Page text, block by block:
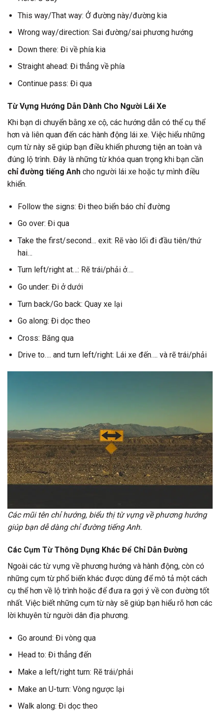
This way/That way: Ở đường này/đường kia
Wrong way/direction: Sai đường/sai phương hướng
Down there: Đi về phía kia
Straight ahead: Đi thẳng về phía
Continue pass: Đi qua
Từ Vựng Hướng Dẫn Dành Cho Người Lái Xe
Khi bạn di chuyển bằng xe cộ, các hướng dẫn có thể cụ thể
hơn và liên quan đến các hành động lái xe. Việc hiểu những
cụm từ này sẽ giúp bạn điều khiển phương tiện an toàn và
đúng lộ trình. Đây là những từ khóa quan trọng khi bạn cần
chỉ đường tiếng Anh cho người lái xe hoặc tự mình điều
khiển.
Follow the signs: Đi theo biển báo chỉ đường
Go over: Đi qua
Take the first/second… exit: Rẽ vào lối đi đầu tiên/thứ
hai…
Turn left/right at…: Rẽ trái/phải ở….
Go under: Đi ở dưới
Turn back/Go back: Quay xe lại
Go along: Đi dọc theo
Cross: Băng qua
Drive to…. and turn left/right: Lái xe đến…. và rẽ trái/phải
Các mũi tên chỉ hướng, biểu thị từ vựng về phương hướng
giúp bạn dễ dàng chỉ đường tiếng Anh.
Các Cụm Từ Thông Dụng Khác Để Chỉ Dẫn Đường
Ngoài các từ vựng về phương hướng và hành động, còn có
những cụm từ phổ biến khác được dùng để mô tả một cách
cụ thể hơn về lộ trình hoặc để đưa ra gợi ý về con đường tốt
nhất. Việc biết những cụm từ này sẽ giúp bạn hiểu rõ hơn các
lời khuyên từ người dân địa phương.
Go around: Đi vòng qua
Head to: Đi thẳng đến
Make a left/right turn: Rẽ trái/phải
Make an U-turn: Vòng ngược lại
Walk along: Đi dọc theo